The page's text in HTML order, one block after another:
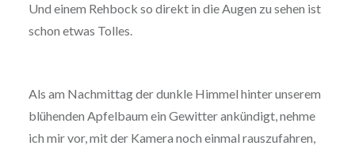
Und einem Rehbock so direkt in die Augen zu sehen ist
schon etwas Tolles.
Als am Nachmittag der dunkle Himmel hinter unserem
blühenden Apfelbaum ein Gewitter ankündigt, nehme
ich mir vor, mit der Kamera noch einmal rauszufahren,